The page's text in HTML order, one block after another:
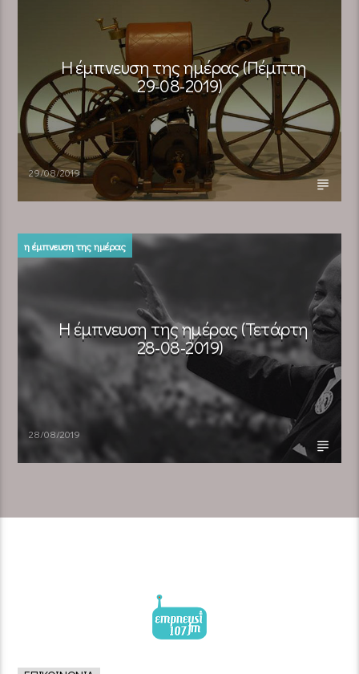
Η έμπνευση της ημέρας (Πέμπτη
29-08-2019)
29/08/2019
η έμπνευση της ημέρας
Η έμπνευση της ημέρας (Τετάρτη
28-08-2019)
28/08/2019